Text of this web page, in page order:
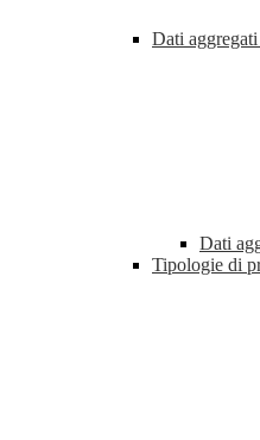
Dati
Dati
Tipologie di